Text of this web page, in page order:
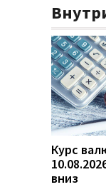
Курс
вниз